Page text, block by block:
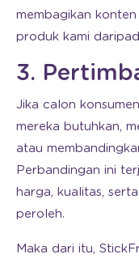
membagikan konten
produk kami
3.
Jika calon
mereka butuhkan,
atau
Perbandingan ini
harga, kualitas,
peroleh.
Maka dari itu,